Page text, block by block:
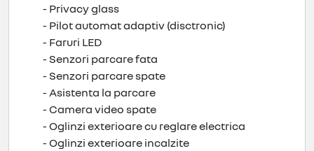
- Privacy glass
- Pilot automat adaptiv (disctronic)
- Faruri LED
- Senzori parcare fata
- Senzori parcare spate
- Asistenta la parcare
- Camera video spate
- Oglinzi exterioare cu reglare electrica
- Oglinzi exterioare incalzite